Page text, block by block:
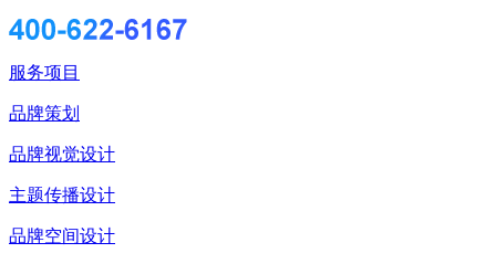
服务项目
品牌策划
品牌视觉设计
主题传播设计
品牌空间设计